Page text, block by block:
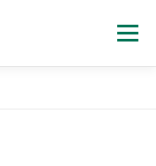
Menu